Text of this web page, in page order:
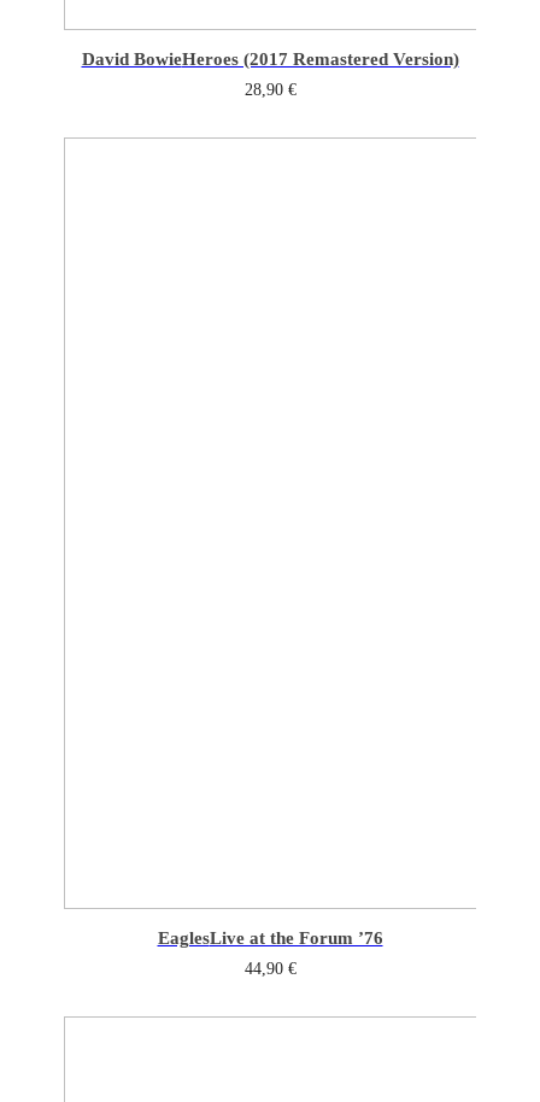
David BowieHeroes (2017 Remastered Version)
28,90 €
EaglesLive at the Forum ’76
44,90 €